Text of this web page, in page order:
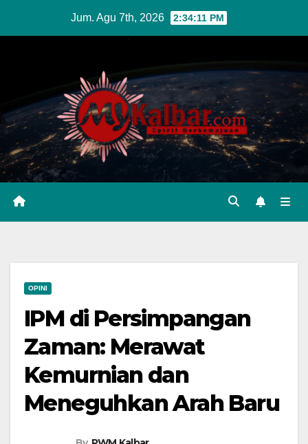
Jum. Agu 7th, 2026 2:34:13 PM
OPINI
IPM di Persimpangan
Zaman: Merawat
Kemurnian dan
Meneguhkan Arah Baru